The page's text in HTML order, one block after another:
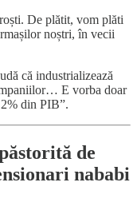
De plătit, vom plăti
noștri, în vecii
că industrializează
E vorba doar
din PIB”.
de
nababi